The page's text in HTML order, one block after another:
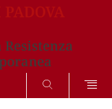
SEARCH